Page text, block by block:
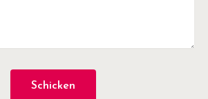
Schicken